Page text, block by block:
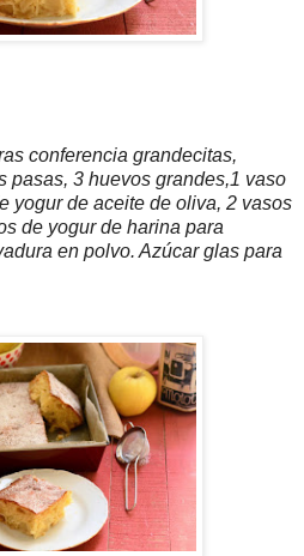
conferencia grandecitas,
pasas, 3 huevos grandes,1 vaso
yogur de aceite de oliva, 2 vasos
de yogur de harina para
en polvo. Azúcar glas para